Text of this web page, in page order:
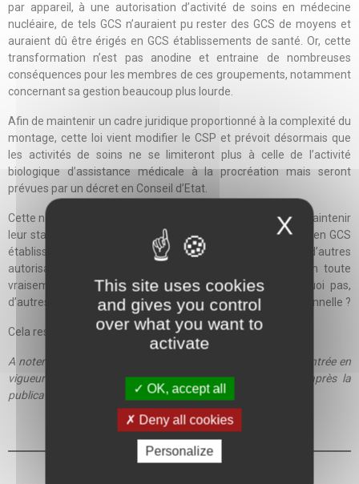
par appareil, à une autorisation d’activité de soins en médecine
nucléaire, de tels GCS n’auraient pu rester des GCS de moyens et
auraient dû être érigés en GCS établissements de santé. Or, cette
transformation n’est pas anodine et entraine de nombreuses
conséquences pour les membres de ces groupements, notamment
concernant sa gestion beaucoup plus lourde.
Afin de maintenir un cadre juridique proportionné à la complexité du
montage, cette loi vient modifier le CSP et prévoit désormais que
les activités de soins ne se limiteront plus à celle de l’activité
biologique d’assistance médicale à la procréation mais seront
prévues par un décret en Conseil d’Etat.
Cette nouvelle dérogation légale permet donc aux GCS de maintenir
leur statut de GCS de moyens et de ne pas se transformer en GCS
établissement de santé même lorsqu’ils sont porteurs d’autres
autorisations d’activités de soins. Ce décret devrait, selon toute
vraisemblance, intégrer la médecine nucléaire, et, pourquoi pas,
d’autres activités de soins, telles que la radiologie interventionnelle ?
Cela reste donc une affaire à suivre…
A noter : ces nouvelles dispositions ne s’appliqueront qu’à l’entrée en
vigueur du décret à paraître et au plus tard, deux mois après la
publication de la présente loi.
X
This site uses cookies
and gives you control
over what you want to
activate
OK, accept all
Deny all cookies
Personalize